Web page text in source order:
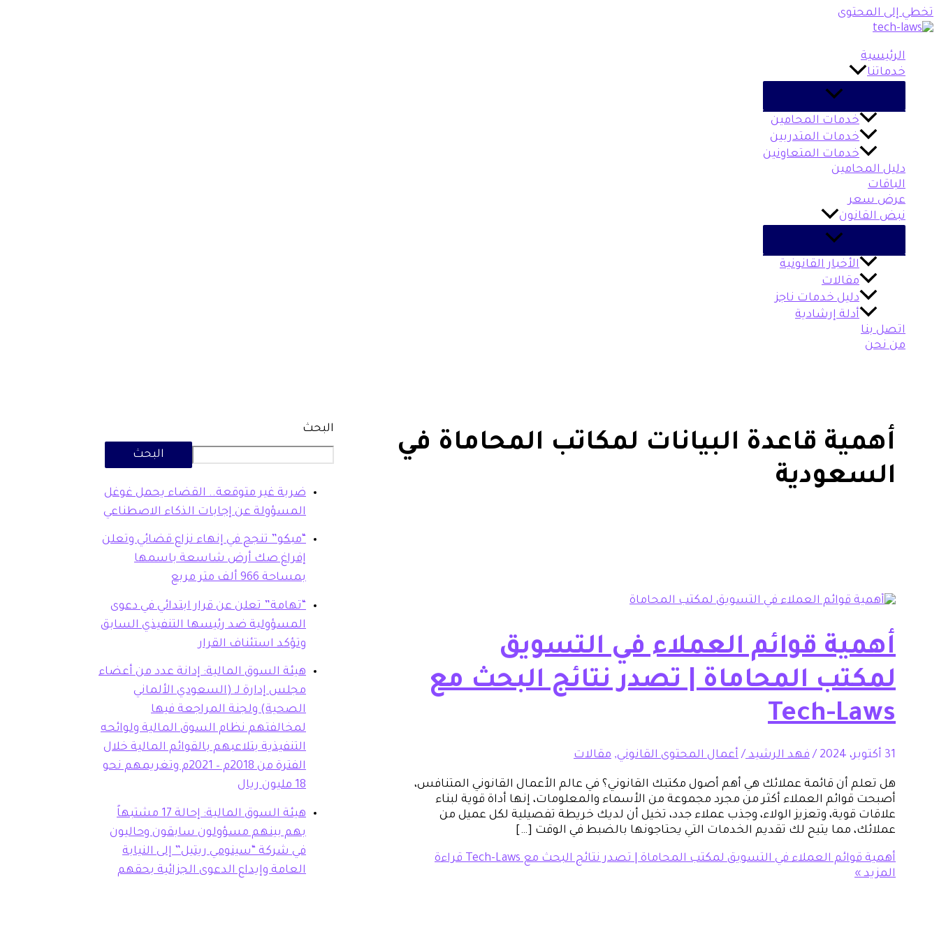
تخطي إلى المحتوى
الرئيسية
خدماتنا
خدمات المحامين
خدمات المتدربين
خدمات المتعاونين
دليل المحامين
الباقات
عرض سعر
نبض القانون
الأخبار القانونية
مقالات
دليل خدمات ناجز
أدلة إرشادية
اتصل بنا
من نحن
أهمية قاعدة البيانات لمكاتب المحاماة في
السعودية
أهمية قوائم العملاء في التسويق
لمكتب المحاماة | تصدر نتائج البحث مع
Tech-Laws
31 أكتوبر، 2024 /فهد الرشيد/أعمال المحتوى القانوني, مقالات
هل تعلم أن قائمة عملائك هي أهم أصول مكتبك القانوني؟ في عالم الأعمال القانوني المتنافس،
أصبحت قوائم العملاء أكثر من مجرد مجموعة من الأسماء والمعلومات، إنها أداة قوية لبناء
علاقات قوية، وتعزيز الولاء، وجذب عملاء جدد، تخيل أن لديك خريطة تفصيلية لكل عميل من
عملائك، مما يتيح لك تقديم الخدمات التي يحتاجونها بالضبط في الوقت […]
أهمية قوائم العملاء في التسويق لمكتب المحاماة | تصدر نتائج البحث مع Tech-Laws
قراءة
المزيد »
البحث
البحث
ضربة غير متوقعة.. القضاء يحمل غوغل
المسؤولة عن إجابات الذكاء الاصطناعي
“مبكو” تنجح في إنهاء نزاع قضائي وتعلن
إفراغ صك أرض شاسعة باسمها
بمساحة 966 ألف متر مربع
“تهامة” تعلن عن قرار ابتدائي في دعوى
المسؤولية ضد رئيسها التنفيذي السابق
وتؤكد استئناف القرار
هيئة السوق المالية: إدانة عدد من أعضاء
مجلس إدارة لـ (السعودي الألماني
الصحية) ولجنة المراجعة فيها
لمخالفتهم نظام السوق المالية ولوائحه
التنفيذية بتلاعبهم بالقوائم المالية خلال
الفترة من 2018م – 2021م وتغريمهم نحو
18 مليون ريال
هيئة السوق المالية: إحالة 17 مشتبهاً
بهم بينهم مسؤولون سابقون وحاليون
في شركة “سينومي ريتيل” إلى النيابة
العامة وإيداع الدعوى الجزائية بحقهم